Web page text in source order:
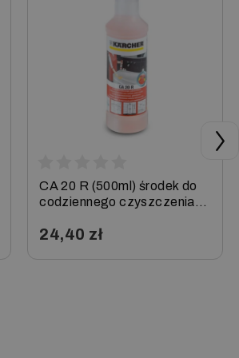
CA 20 R (500ml) środek do
codziennego czyszczenia
24,40 zł